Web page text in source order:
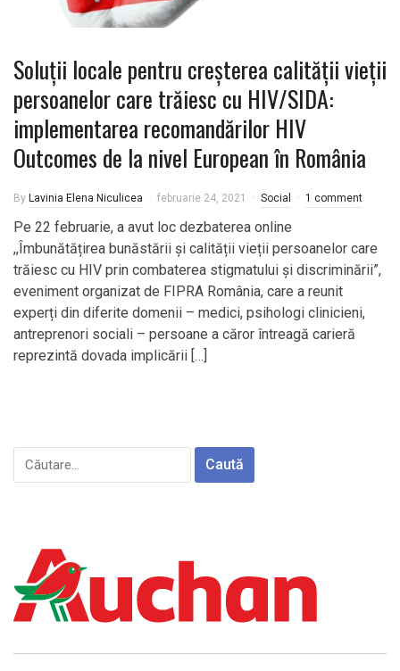
Soluții locale pentru creșterea calității vieții
persoanelor care trăiesc cu HIV/SIDA:
implementarea recomandărilor HIV
Outcomes de la nivel European în România
By Lavinia Elena Niculicea februarie 24, 2021 Social 1 comment
Pe 22 februarie, a avut loc dezbaterea online
,,Îmbunătățirea bunăstării și calității vieții persoanelor care
trăiesc cu HIV prin combaterea stigmatului și discriminării”,
eveniment organizat de FIPRA România, care a reunit
experți din diferite domenii – medici, psihologi clinicieni,
antreprenori sociali – persoane a căror întreagă carieră
reprezintă dovada implicării […]
Caută
după: